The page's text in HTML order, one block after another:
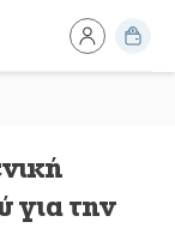
για την